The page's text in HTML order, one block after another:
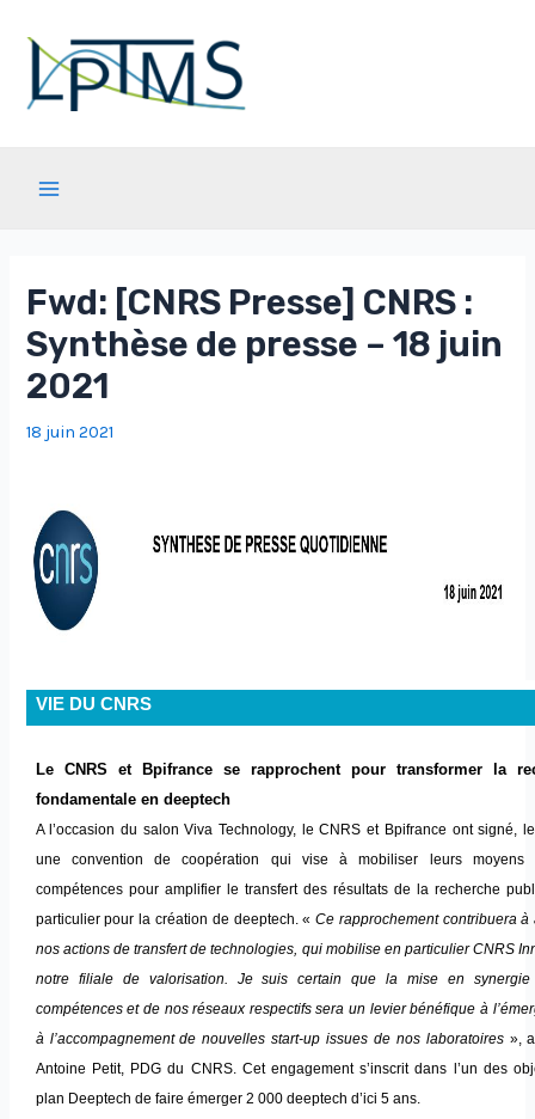
contenu
Fwd: [CNRS Presse] CNRS :
Synthèse de presse – 18 juin
2021
18 juin 2021
VIE DU CNRS
Le CNRS et Bpifrance se rapprochent pour transformer la
fondamentale en deeptech
A l’occasion du salon Viva Technology, le CNRS et Bpifrance ont signé,
une convention de coopération qui vise à mobiliser leurs moyens
compétences pour amplifier le transfert des résultats de la recherche
particulier pour la création de deeptech. «Ce rapprochement contribuera à
nos actions de transfert de technologies, qui mobilise en particulier CNRS
notre filiale de valorisation. Je suis certain que la mise en
compétences et de nos réseaux respectifs sera un levier bénéfique à
à l’accompagnement de nouvelles start-up issues de nos laboratoires», a
Antoine Petit, PDG du CNRS. Cet engagement s’inscrit dans l’un des
plan Deeptech de faire émerger 2 000 deeptech d’ici 5 ans.